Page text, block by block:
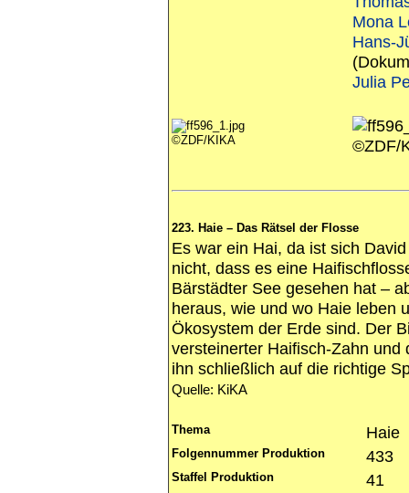
Mona
Hans-
Julia
©ZDF/KIKA ©ZDF/
223. Haie – Das Rätsel der Flosse
Es war ein Hai, da ist sich
nicht, dass es eine
Bärstädter See gesehen hat –
heraus, wie und wo Haie leben
Ökosystem der Erde sind. Der
versteinerter Haifisch-Zahn
ihn schließlich auf die richtige
Quelle: KiKA
Thema Haie
Folgennummer Produktion 433
Staffel Produktion 41